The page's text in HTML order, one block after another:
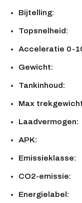
Bijtelling:
Topsnelheid:
Acceleratie 0-
Gewicht:
Tankinhoud:
Max
Laadvermogen:
APK:
Emissieklasse:
CO2-emissie:
Energielabel: